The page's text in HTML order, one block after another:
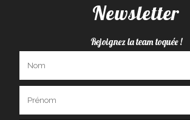
Newsletter
Rejoignez la team toquée !